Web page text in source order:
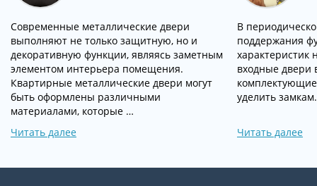
Современные металлические двери
выполняют не только защитную, но и
декоративную функции, являясь заметным
элементом интерьера помещения.
Квартирные металлические двери могут
быть оформлены различными
материалами, которые …
Читать далее
В
поддержания
характеристик
входные двери
уделить
Читать далее